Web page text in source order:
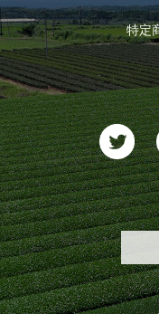
おすすめのお茶
お茶に合うスイーツ
ログイン
ログアウト
特定